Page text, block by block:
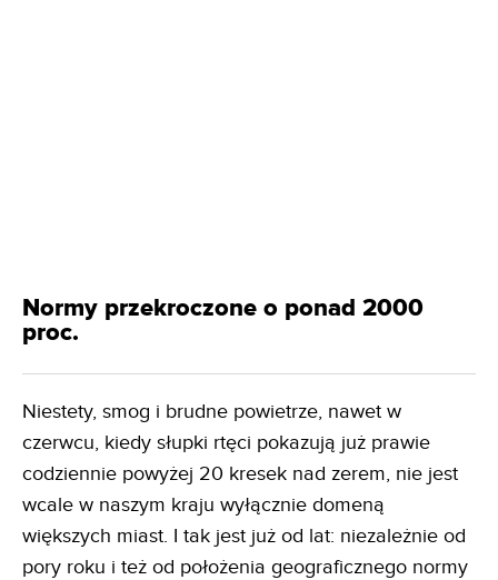
Normy przekroczone o ponad 2000
proc.
Niestety, smog i brudne powietrze, nawet w
czerwcu, kiedy słupki rtęci pokazują już prawie
codziennie powyżej 20 kresek nad zerem, nie jest
wcale w naszym kraju wyłącznie domeną
większych miast. I tak jest już od lat: niezależnie od
pory roku i też od położenia geograficznego normy